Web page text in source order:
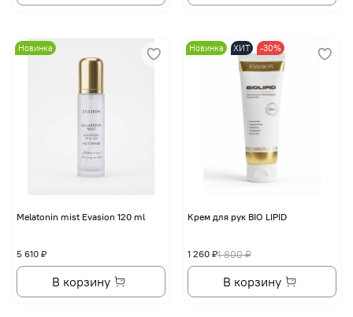
Новинка
Melatonin mist Evasion 120 ml
5 610 ₽
В корзину
Новинка ХИТ -30%
Крем для рук BIO LIPID
1 800 ₽
1 260 ₽
В корзину